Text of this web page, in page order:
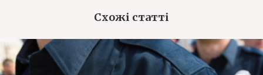
Схожі статті